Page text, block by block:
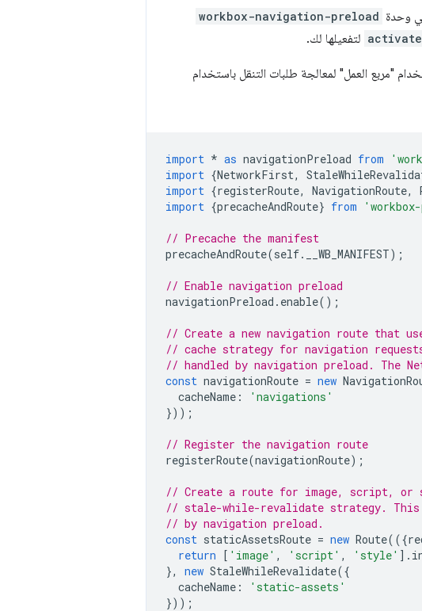
وحدة workbox-navigation-preload
activate لتفعيلها لك.
"مربع العمل" لمعالجة طلبات التنقل باستخدام
import * as navigationPreload from
import {NetworkFirst,
import {registerRoute, NavigationRoute,
import {precacheAndRoute} from
// Precache the manifest
precacheAndRoute(self. __WB_MANIFEST);
// Enable navigation preload
navigationPreload . enable();
// Create a new navigation route that
// cache strategy for navigation
// handled by navigation preload. The
const navigationRoute = new
cacheName :
'navigations'
}));
// Register the navigation route
registerRoute(navigationRoute);
// Create a route for image, script, or
// stale-while-revalidate strategy.
// by navigation preload.
const staticAssetsRoute = new Route(({
return [ 'image' , 'script' , 'style' ].
},
new StaleWhileRevalidate({
cacheName :
'static-assets'
}));